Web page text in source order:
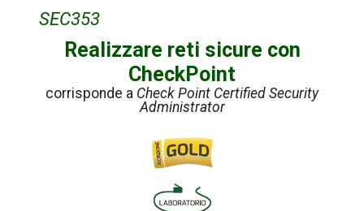
SEC353
Realizzare reti sicure con
CheckPoint
corrisponde a Check Point Certified Security
Administrator